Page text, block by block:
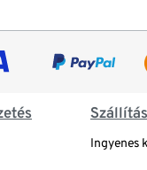
Ingyenes